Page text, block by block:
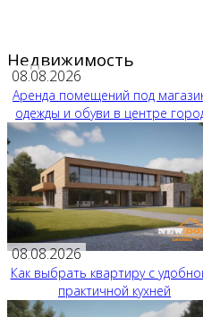
Недвижимость
08.08.2026
Аренда помещений под
одежды и обуви в центре
08.08.2026
Как выбрать квартиру с
практичной кухней